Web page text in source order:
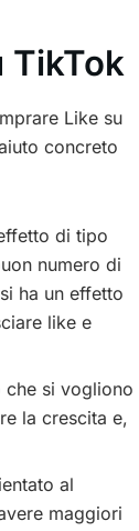
TikTok
Like su
concreto
di tipo
numero di
ha un effetto
like e
si vogliono
la crescita e,
al
maggiori